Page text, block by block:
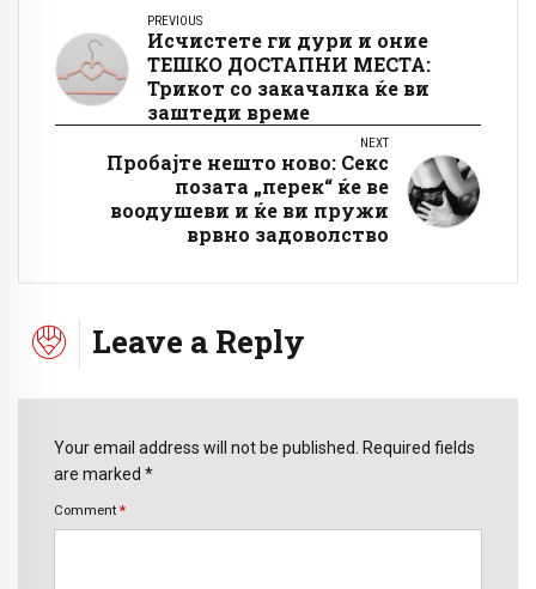
PREVIOUS
Исчистете ги дури и оние
ТЕШКО ДОСТАПНИ МЕСТА:
Трикот со закачалка ќе ви
заштеди време
NEXT
Пробајте нешто ново: Секс
позата „перек“ ќе ве
воодушеви и ќе ви пружи
врвно задоволство
Leave a Reply
Your email address will not be published. Required fields
are marked *
Comment *